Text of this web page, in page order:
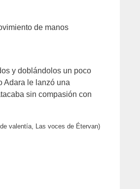
de manos
y doblándolos un poco
Adara le lanzó una
sin compasión con
valentía, Las voces de Étervan)